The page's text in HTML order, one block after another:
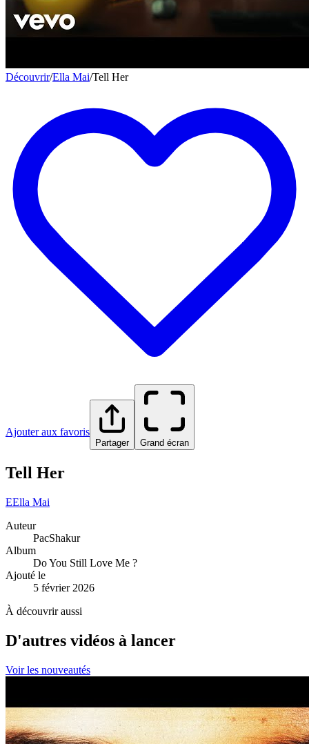
Découvrir/Ella Mai/Tell Her
Ajouter aux favoris
Partager Grand écran
Tell Her
EElla Mai
Auteur
PacShakur
Album
Do You Still Love Me ?
Ajouté le
5 février 2026
À découvrir aussi
D'autres vidéos à lancer
Voir les nouveautés